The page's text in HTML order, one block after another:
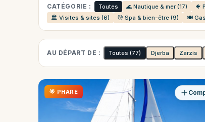
CATÉGORIE : Toutes 🌊 Nautique & mer (17) 🐠
🏛️ Visites & sites (6)
💆 Spa & bien-être (9) 🍽️
AU DÉPART DE : Toutes(77) Djerba Zarzis
🌟 PHARE